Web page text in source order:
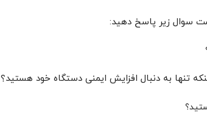
سوال زیر پاسخ دهید:
تنها به دنبال افزایش ایمنی دستگاه خود هستید؟